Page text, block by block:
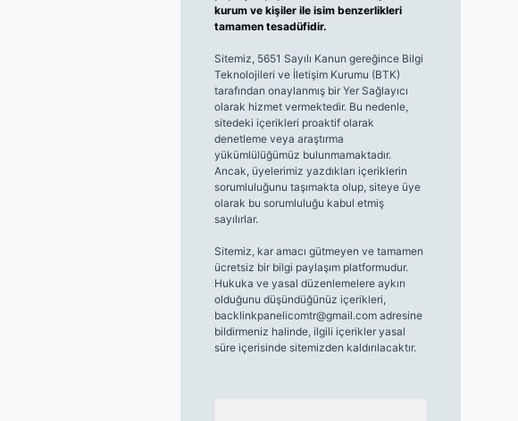
kurum ve kişiler ile isim benzerlikleri
tamamen tesadüfidir.
Sitemiz, 5651 Sayılı Kanun gereğince Bilgi
Teknolojileri ve İletişim Kurumu (BTK)
tarafından onaylanmış bir Yer Sağlayıcı
olarak hizmet vermektedir. Bu nedenle,
sitedeki içerikleri proaktif olarak
denetleme veya araştırma
yükümlülüğümüz bulunmamaktadır.
Ancak, üyelerimiz yazdıkları içeriklerin
sorumluluğunu taşımakta olup, siteye üye
olarak bu sorumluluğu kabul etmiş
sayılırlar.
Sitemiz, kar amacı gütmeyen ve tamamen
ücretsiz bir bilgi paylaşım platformudur.
Hukuka ve yasal düzenlemelere aykırı
olduğunu düşündüğünüz içerikleri,
backlinkpanelicomtr@gmail.comadresine
bildirmeniz halinde, ilgili içerikler yasal
süre içerisinde sitemizden kaldırılacaktır.